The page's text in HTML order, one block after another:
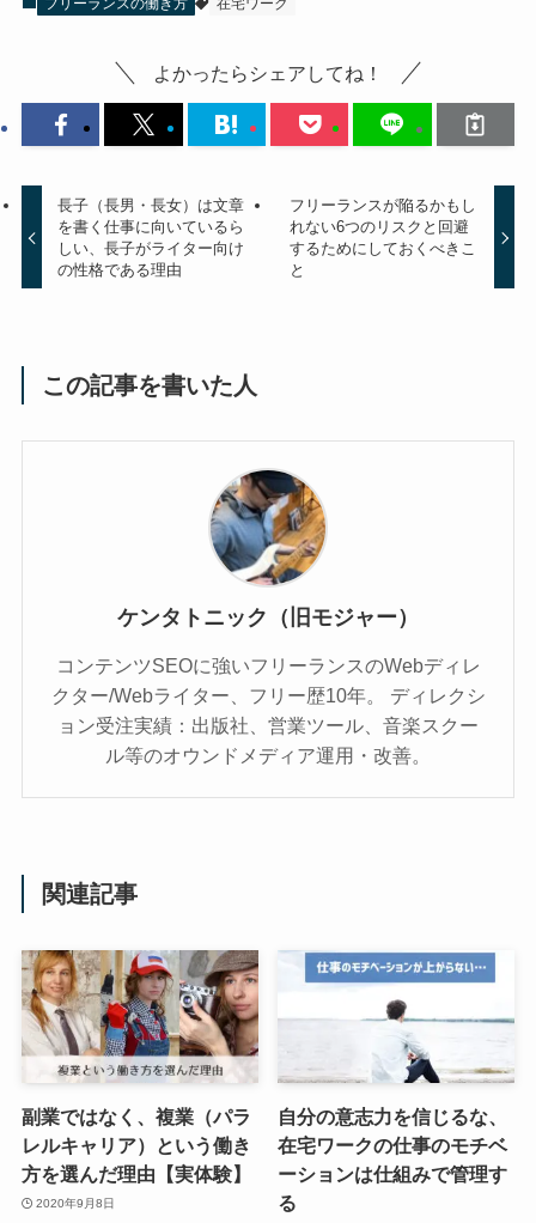
よかったらシェアしてね！
長子（長男・長女）は文章
を書く仕事に向いているら
しい、長子がライター向け
の性格である理由
フリーランスが陥るかもし
れない6つのリスクと回避
するためにしておくべきこ
と
この記事を書いた人
ケンタトニック（旧モジャー）
コンテンツSEOに強いフリーランスのWebディレ
クター/Webライター、フリー歴10年。 ディレクシ
ョン受注実績：出版社、営業ツール、音楽スクー
ル等のオウンドメディア運用・改善。
関連記事
副業ではなく、複業（パラ
レルキャリア）という働き
方を選んだ理由【実体験】
2020年9月8日
自分の意志力を信じるな、
在宅ワークの仕事のモチベ
ーションは仕組みで管理す
る